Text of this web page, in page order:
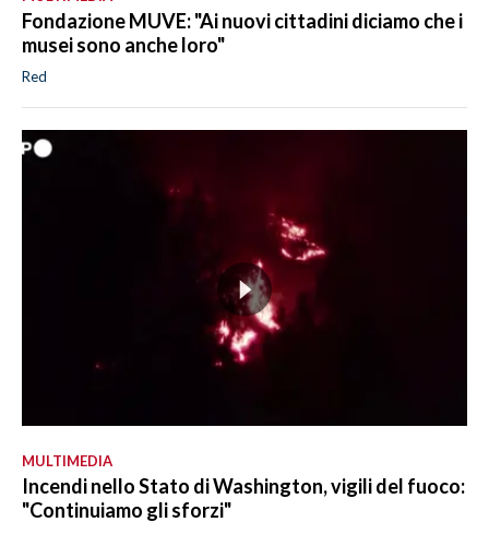
Fondazione MUVE: "Ai nuovi cittadini diciamo che i
musei sono anche loro"
Red
MULTIMEDIA
Incendi nello Stato di Washington, vigili del fuoco:
"Continuiamo gli sforzi"